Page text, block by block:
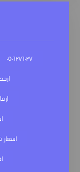
٠٥٠٦٢٧٦٠٢٧